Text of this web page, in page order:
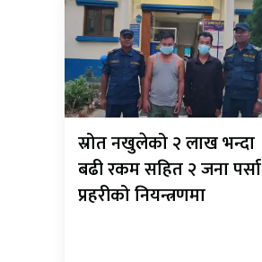
स्रोत नखुलेको २ लाख भन्दा
बढी रकम सहित २ जना पर्सा
प्रहरीको नियन्त्रणमा